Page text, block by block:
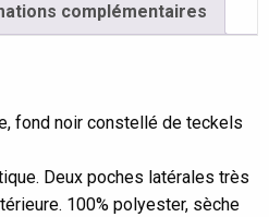
complémentaires
fond noir constellé de teckels
Deux poches latérales très
100% polyester, sèche